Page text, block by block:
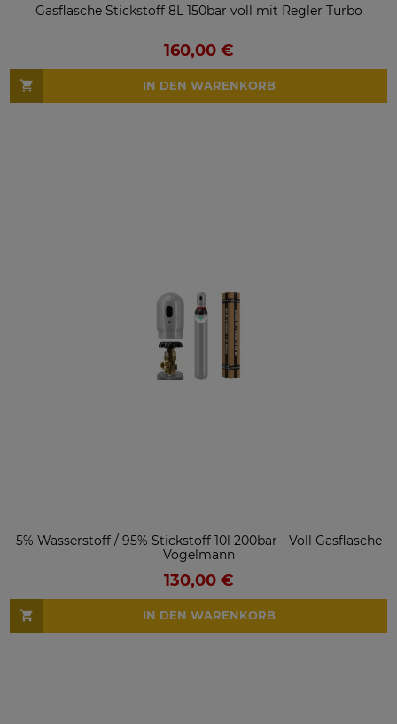
Gasflasche Stickstoff 8L 150bar voll mit Regler Turbo
160,00 €
IN DEN WARENKORB
5% Wasserstoff / 95% Stickstoff 10l 200bar - Voll Gasflasche
Vogelmann
130,00 €
IN DEN WARENKORB